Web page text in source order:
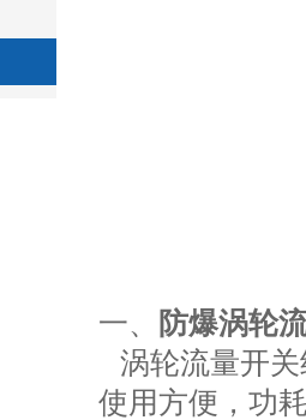
一、
防爆涡轮
涡轮流量开
使用方便，功